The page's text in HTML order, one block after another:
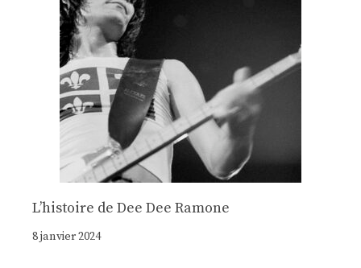
Lʼhistoire de Dee Dee Ramone
8 janvier 2024